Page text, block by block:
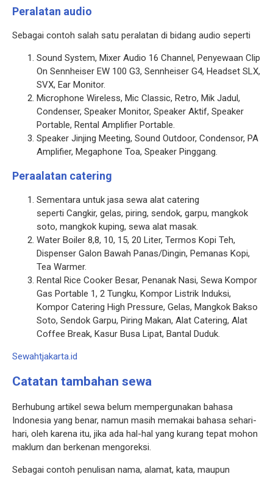
Peralatan audio
Sebagai contoh salah satu peralatan di bidang audio seperti
Sound System, Mixer Audio 16 Channel, Penyewaan Clip
On Sennheiser EW 100 G3, Sennheiser G4, Headset SLX,
SVX, Ear Monitor.
Microphone Wireless, Mic Classic, Retro, Mik Jadul,
Condenser, Speaker Monitor, Speaker Aktif, Speaker
Portable, Rental Amplifier Portable.
Speaker Jinjing Meeting, Sound Outdoor, Condensor, PA
Amplifier, Megaphone Toa, Speaker Pinggang.
Peraalatan catering
Sementara untuk jasa sewa alat catering
seperti Cangkir, gelas, piring, sendok, garpu, mangkok
soto, mangkok kuping, sewa alat masak.
Water Boiler 8,8, 10, 15, 20 Liter, Termos Kopi Teh,
Dispenser Galon Bawah Panas/Dingin, Pemanas Kopi,
Tea Warmer.
Rental Rice Cooker Besar, Penanak Nasi, Sewa Kompor
Gas Portable 1, 2 Tungku, Kompor Listrik Induksi,
Kompor Catering High Pressure, Gelas, Mangkok Bakso
Soto, Sendok Garpu, Piring Makan, Alat Catering, Alat
Coffee Break, Kasur Busa Lipat, Bantal Duduk.
Sewahtjakarta.id
Catatan tambahan sewa
Berhubung artikel sewa belum mempergunakan bahasa
Indonesia yang benar, namun masih memakai bahasa sehari-
hari, oleh karena itu, jika ada hal-hal yang kurang tepat mohon
maklum dan berkenan mengoreksi.
Sebagai contoh penulisan nama, alamat, kata, maupun